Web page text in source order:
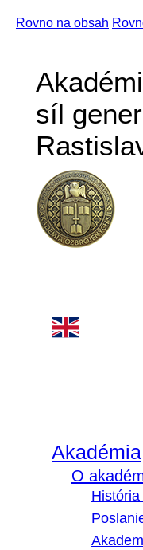
Rovno na obsah
síl
Akadémia
O